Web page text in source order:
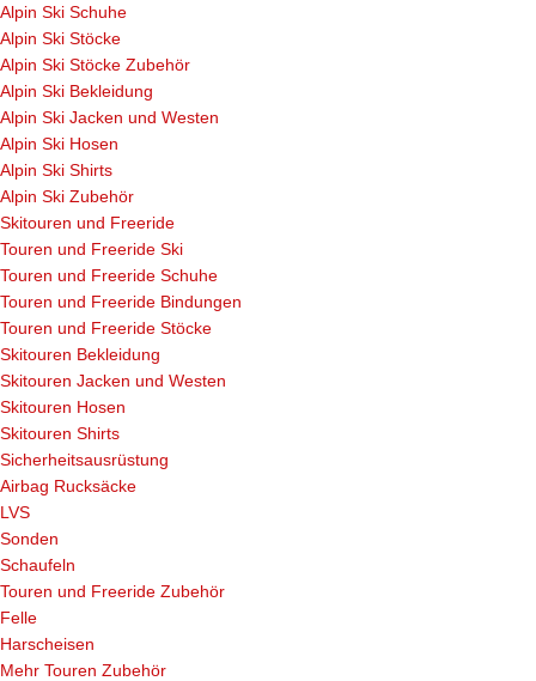
Alpin Ski Schuhe
Alpin Ski Stöcke
Alpin Ski Stöcke Zubehör
Alpin Ski Bekleidung
Alpin Ski Jacken und Westen
Alpin Ski Hosen
Alpin Ski Shirts
Alpin Ski Zubehör
Skitouren und Freeride
Touren und Freeride Ski
Touren und Freeride Schuhe
Touren und Freeride Bindungen
Touren und Freeride Stöcke
Skitouren Bekleidung
Skitouren Jacken und Westen
Skitouren Hosen
Skitouren Shirts
Sicherheitsausrüstung
Airbag Rucksäcke
LVS
Sonden
Schaufeln
Touren und Freeride Zubehör
Felle
Harscheisen
Mehr Touren Zubehör